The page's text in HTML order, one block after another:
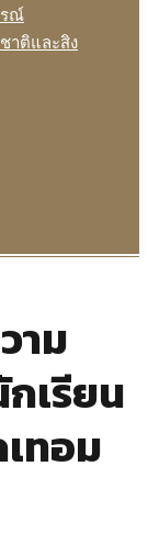
รณ์
าติและสิง
าม
เรียน
ทอม